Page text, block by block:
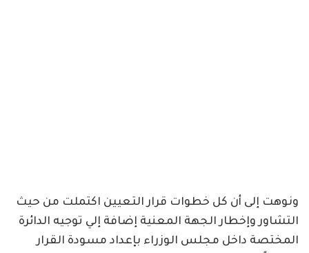
ونوهت إلى أن كل خطوات قرار التعيين اكتملت من حيث
التشاور وإخطار الجهة المعنية إضافة إلي توجيه الدائرة
المختصة داخل مجلس الوزراء بإعداد مسودة القرار